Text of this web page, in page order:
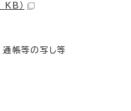
）
通帳等の写し等